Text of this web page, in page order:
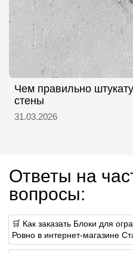
Чем правильно
стены
31.03.2026
Ответы на
вопросы:
🛒 Как заказать Блоки для
Ровно в интернет-магазине